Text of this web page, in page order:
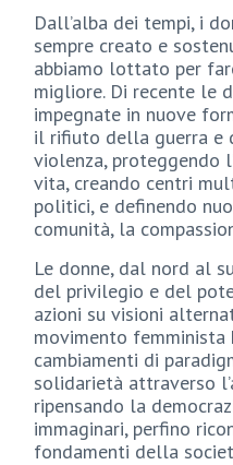
Dall’alba dei tempi, i
sempre creato e
abbiamo lottato per
migliore. Di recente le
impegnate in nuove
il rifiuto della guerra
violenza, proteggendo
vita, creando centri
politici, e definendo
comunità, la
Le donne, dal nord al
del privilegio e del
azioni su visioni
movimento femminista
cambiamenti di
solidarietà attraverso
ripensando la
immaginari, perfino
fondamenti della